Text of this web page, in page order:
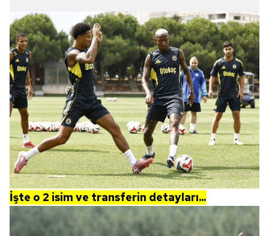
Çerezlere ilişkin tercihlerinizi aşağıda yer alan panel
vasıtasıyla belirleyebilirsiniz. Çerezlere ilişkin detaylı bilgi
için Ayarlar butonuna tıklayabilir,Çerez Bilgilendirme
Metnimizi
ziyaret edebilirsiniz.
6698 sayılı Kişisel Verilerin Korunması Kanunu uyarınca
hazırlanmış Aydınlatma Metnimizi okumak ve sitemizde
ilgili mevzuata uygun olarak kullanılan çerezlerle ilgili bilgi
almak için lütfentıklayınız.
İşte o 2 isim ve transferin detayları...